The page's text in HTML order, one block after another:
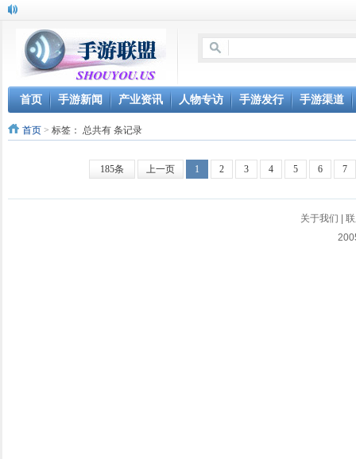
首页 手游新闻 产业资讯 人物专访 手游发行 手游渠道
首页 > 标签： 总共有 条记录
185条 上一页 1 2 3 4 5 6 7
关于我们